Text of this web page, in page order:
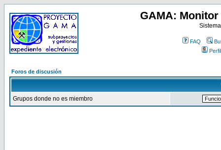
GAMA:
FAQ
Perfil
Foros de discusión
Grupos donde no es miembro